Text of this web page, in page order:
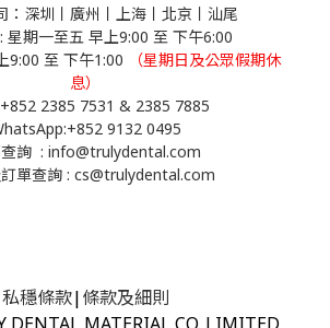
：深圳丨廣州丨上海丨北京丨汕尾
星期一至五 早上9:00 至 下午6:00
至 下午1:00
（星期日及公眾假期休
息）
2385 7531 & 2385 7885
+852 9132 0495
詢 : info@trulydental.com
單查詢 : cs@trulydental.com
私穩條款|條款及細則